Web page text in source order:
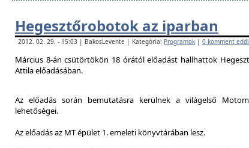
Hegesztőrobotok az iparban
2012. 02. 29. - 15:03 | BakosLevente | Kategória: Programok | 0 komment
Március 8-án csütörtökön 18 órától előadást hallhattok
Attila előadásában.
Az előadás során bemutatásra kerülnek a világelső
lehetőségei.
Az előadás az MT épület 1. emeleti könyvtárában lesz.